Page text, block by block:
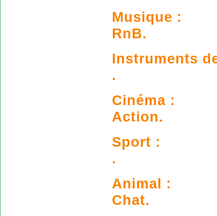
Musique :
RnB.
Instruments
.
Cinéma :
Action.
Sport :
.
Animal :
Chat.